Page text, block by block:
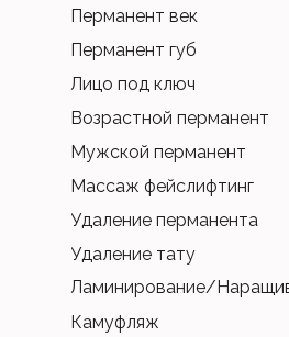
Перманент губ
Возрастной перманент
Мужской перманент
Удаление перманента
Удаление тату
Ламинирование/
Лицо под ключ
Массаж фейслифтинг
Камуфляж
Перманент век